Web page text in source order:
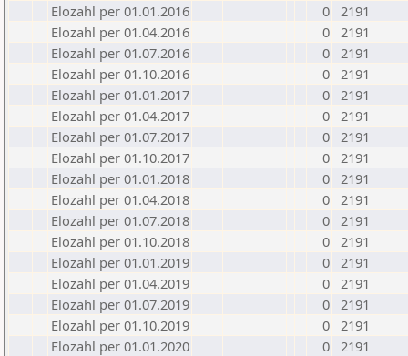
Elozahl per 01.01.2016
0 2191
Elozahl per 01.04.2016
0 2191
Elozahl per 01.07.2016
0 2191
Elozahl per 01.10.2016
0 2191
Elozahl per 01.01.2017
0 2191
Elozahl per 01.04.2017
0 2191
Elozahl per 01.07.2017
0 2191
Elozahl per 01.10.2017
0 2191
Elozahl per 01.01.2018
0 2191
Elozahl per 01.04.2018
0 2191
Elozahl per 01.07.2018
0 2191
Elozahl per 01.10.2018
0 2191
Elozahl per 01.01.2019
0 2191
Elozahl per 01.04.2019
0 2191
Elozahl per 01.07.2019
0 2191
Elozahl per 01.10.2019
0 2191
Elozahl per 01.01.2020
0 2191